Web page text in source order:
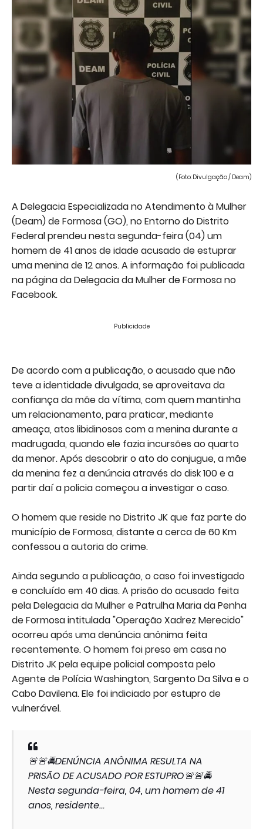
(Foto: Divulgação / Deam)
A Delegacia Especializada no Atendimento à Mulher
(Deam) de Formosa (GO), no Entorno do Distrito
Federal prendeu nesta segunda-feira (04) um
homem de 41 anos de idade acusado de estuprar
uma menina de 12 anos. A informação foi publicada
na página da Delegacia da Mulher de Formosa no
Facebook.
Publicidade
De acordo com a publicação, o acusado que não
teve a identidade divulgada, se aproveitava da
confiança da mãe da vítima, com quem mantinha
um relacionamento, para praticar, mediante
ameaça, atos libidinosos com a menina durante a
madrugada, quando ele fazia incursões ao quarto
da menor. Após descobrir o ato do conjugue, a mãe
da menina fez a denúncia através do disk 100 e a
partir daí a policia começou a investigar o caso.
O homem que reside no Distrito JK que faz parte do
município de Formosa, distante a cerca de 60 Km
confessou a autoria do crime.
Ainda segundo a publicação, o caso foi investigado
e concluído em 40 dias. A prisão do acusado feita
pela Delegacia da Mulher e Patrulha Maria da Penha
de Formosa intitulada "Operação Xadrez Merecido"
ocorreu após uma denúncia anônima feita
recentemente. O homem foi preso em casa no
Distrito JK pela equipe policial composta pelo
Agente de Polícia Washington, Sargento Da Silva e o
Cabo Davilena. Ele foi indiciado por estupro de
vulnerável.
🚨🚨🚔DENÚNCIA ANÔNIMA RESULTA NA
PRISÃO DE ACUSADO POR ESTUPRO🚨🚨🚔
Nesta segunda-feira, 04, um homem de 41
anos, residente...